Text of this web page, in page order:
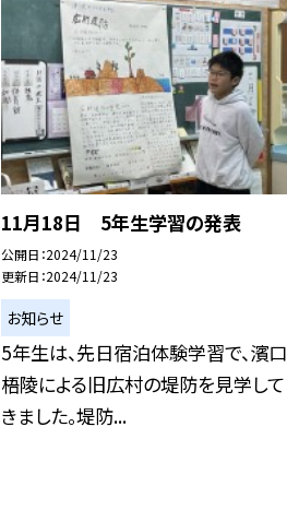
11月18日 5年生学習の発表
公開日 2024/11/23
更新日 2024/11/23
お知らせ
5年生は、先日宿泊体験学習で、濱口
梧陵による旧広村の堤防を見学して
きました。堤防...